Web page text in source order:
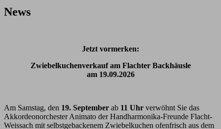
News
Jetzt vormerken:
Zwiebelkuchenverkauf am Flachter Backhäusle
am 19.09.2026
Am Samstag, den 19. September ab 11 Uhr verwöhnt Sie das
Akkordeonorchester Animato der Handharmonika-Freunde Flacht-
Weissach mit selbstgebackenem Zwiebelkuchen ofenfrisch aus dem